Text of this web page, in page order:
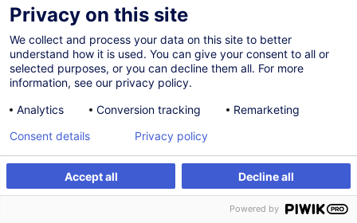
S'inscrire Formation sur mesure
Sur demande
10h
Formation à distance
Blended Learning
Cours du jour
Privacy on this site
We collect and process your data on this site to better
understand how it is used. You can give your consent to all or
selected purposes, or you can decline them all. For more
information, see our privacy policy.
Analytics
Conversion tracking Remarketing
Accept all Decline all
Consent details Privacy policy
Powered by